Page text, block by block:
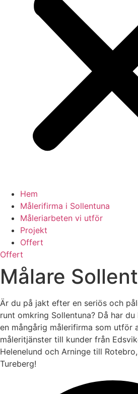
Hem
Målerifirma i Sollentuna
Måleriarbeten vi utför
Projekt
Offert
Offert
Målare
Är du på jakt efter en seriös och
runt omkring Sollentuna? Då har
en mångårig målerifirma som utför
måleritjänster till kunder från
Helenelund och Arninge till
Tureberg!